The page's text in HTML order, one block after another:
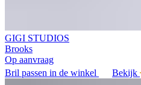
GIGI STUDIOS
Brooks
Op aanvraag
Bril passen in de winkel
Bekijk